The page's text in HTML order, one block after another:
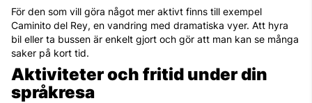
För den som vill göra något mer aktivt finns till exempel
Caminito del Rey, en vandring med dramatiska vyer. Att hyra
bil eller ta bussen är enkelt gjort och gör att man kan se många
saker på kort tid.
Aktiviteter och fritid under din
språkresa